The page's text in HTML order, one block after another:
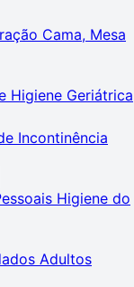
Cama, Mesa
Higiene Geriátrica
Incontinência
Higiene do
Adultos